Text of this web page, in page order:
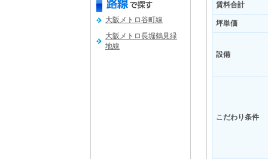
大阪メトロ谷町線
大阪メトロ長堀鶴見緑
地線
賃料合計
坪単価
設備
こだわり条件